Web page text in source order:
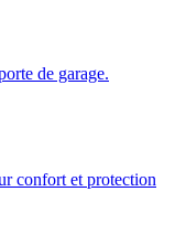
de garage.
confort et protection